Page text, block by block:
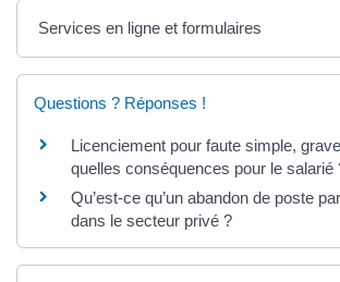
Services en ligne et formulaires
Questions ? Réponses !
Licenciement pour faute simple,
quelles conséquences pour le salarié
Qu’est-ce qu’un abandon de poste
dans le secteur privé ?